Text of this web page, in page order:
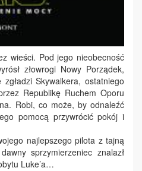
wieści. Pod jego nieobecność
złowrogi Nowy Porządek,
Skywalkera, ostatniego
Republikę Ruchem Oporu
Robi, co może, by odnaleźć
pomocą przywrócić pokój i
najlepszego pilota z tajną
sprzymierzeniec znalazł
Luke’a…